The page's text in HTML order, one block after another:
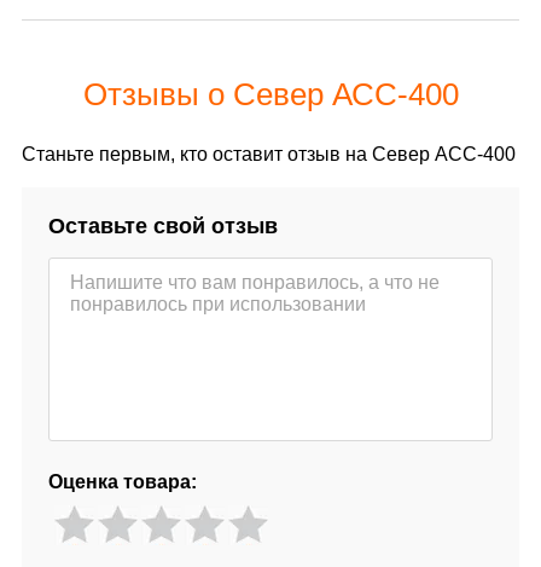
Отзывы о Север АСС-400
Станьте первым, кто оставит отзыв на Север АСС-400
Оставьте свой отзыв
Оценка товара: